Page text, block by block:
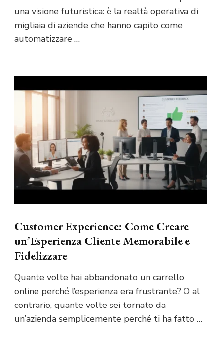
una visione futuristica: è la realtà operativa di
migliaia di aziende che hanno capito come
automatizzare …
Customer Experience: Come Creare
un’Esperienza Cliente Memorabile e
Fidelizzare
Quante volte hai abbandonato un carrello
online perché l’esperienza era frustrante? O al
contrario, quante volte sei tornato da
un’azienda semplicemente perché ti ha fatto …